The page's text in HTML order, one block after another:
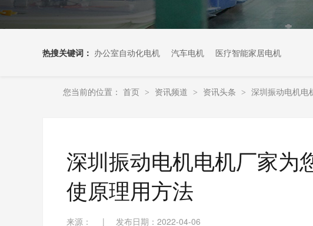
热搜关键词： 办公室自动化电机 汽车电机 医疗智能家居电机
您当前的位置： 首页 > 资讯频道 > 资讯头条 > 深圳振动电机电
深圳振动电机电机厂家为
使原理用方法
来源： | 发布日期：2022-04-06